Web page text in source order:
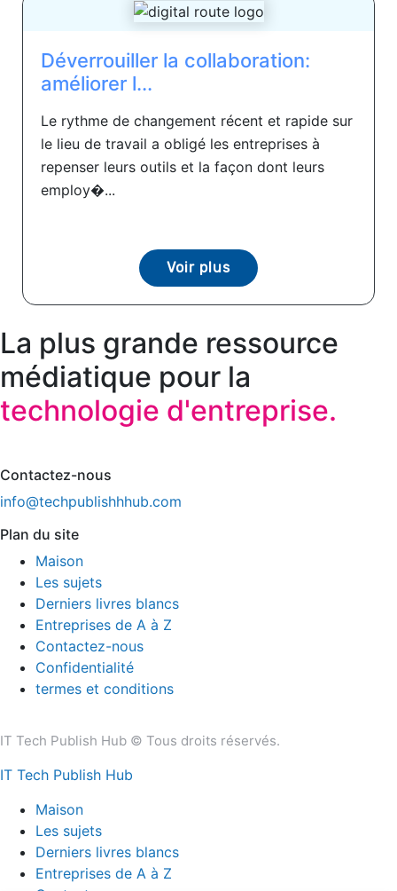
Déverrouiller la collaboration:
améliorer l...
Le rythme de changement récent et rapide sur
le lieu de travail a obligé les entreprises à
repenser leurs outils et la façon dont leurs
employ�...
Voir plus
La plus grande ressource
médiatique pour la
technologie d'entreprise.
Contactez-nous
info@techpublishhhub.com
Plan du site
Maison
Les sujets
Derniers livres blancs
Entreprises de A à Z
Contactez-nous
Confidentialité
termes et conditions
IT Tech Publish Hub © Tous droits réservés.
IT Tech Publish Hub
Maison
Les sujets
Derniers livres blancs
Entreprises de A à Z